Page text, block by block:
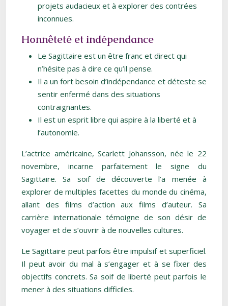
projets audacieux et à explorer des contrées
inconnues.
Honnêteté et indépendance
Le Sagittaire est un être franc et direct qui
n’hésite pas à dire ce qu’il pense.
Il a un fort besoin d’indépendance et déteste se
sentir enfermé dans des situations
contraignantes.
Il est un esprit libre qui aspire à la liberté et à
l’autonomie.
L’actrice américaine, Scarlett Johansson, née le 22
novembre, incarne parfaitement le signe du
Sagittaire. Sa soif de découverte l’a menée à
explorer de multiples facettes du monde du cinéma,
allant des films d’action aux films d’auteur. Sa
carrière internationale témoigne de son désir de
voyager et de s’ouvrir à de nouvelles cultures.
Le Sagittaire peut parfois être impulsif et superficiel.
Il peut avoir du mal à s’engager et à se fixer des
objectifs concrets. Sa soif de liberté peut parfois le
mener à des situations difficiles.